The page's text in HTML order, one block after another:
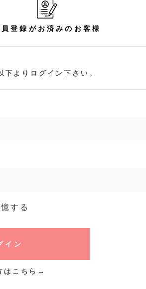
員登録がお済みのお客様
よりログイン下さい。
する
イン
はこちら→